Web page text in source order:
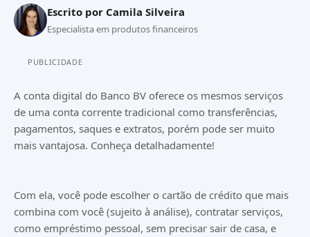
Escrito por Camila Silveira
Especialista em produtos financeiros
PUBLICIDADE
A conta digital do Banco BV oferece os mesmos serviços
de uma conta corrente tradicional como transferências,
pagamentos, saques e extratos, porém pode ser muito
mais vantajosa. Conheça detalhadamente!
Com ela, você pode escolher o cartão de crédito que mais
combina com você (sujeito à análise), contratar serviços,
como empréstimo pessoal, sem precisar sair de casa, e